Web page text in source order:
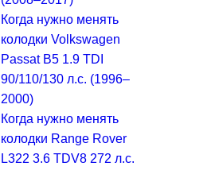
Когда нужно менять
колодки Volkswagen
Passat B5 1.9 TDI
90/110/130 л.с. (1996–
2000)
Когда нужно менять
колодки Range Rover
L322 3.6 TDV8 272 л.с.